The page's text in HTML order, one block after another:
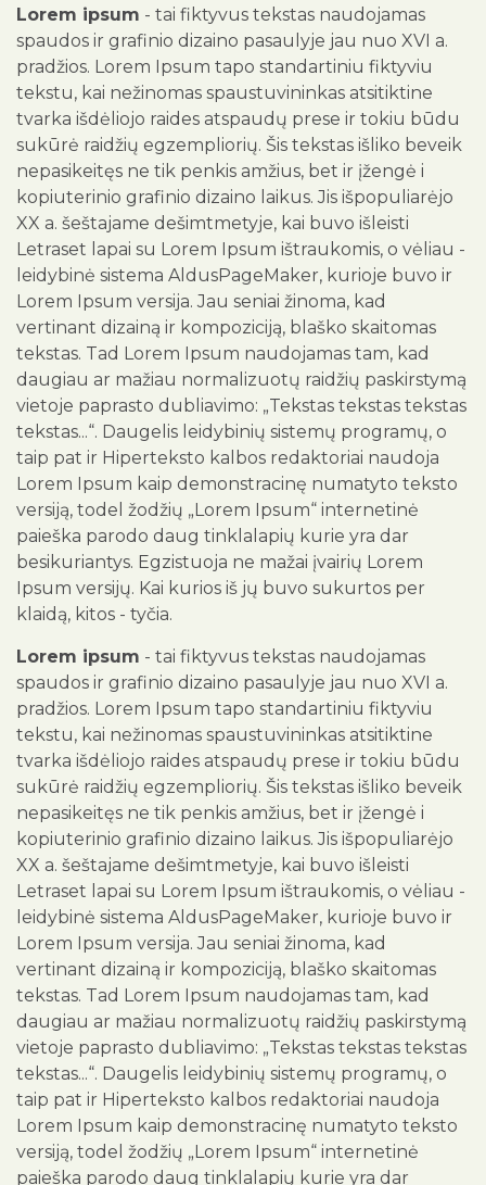
Lorem ipsum - tai fiktyvus tekstas naudojamas
spaudos ir grafinio dizaino pasaulyje jau nuo XVI a.
pradžios. Lorem Ipsum tapo standartiniu fiktyviu
tekstu, kai nežinomas spaustuvininkas atsitiktine
tvarka išdėliojo raides atspaudų prese ir tokiu būdu
sukūrė raidžių egzempliorių. Šis tekstas išliko beveik
nepasikeitęs ne tik penkis amžius, bet ir įžengė i
kopiuterinio grafinio dizaino laikus. Jis išpopuliarėjo
XX a. šeštajame dešimtmetyje, kai buvo išleisti
Letraset lapai su Lorem Ipsum ištraukomis, o vėliau -
leidybinė sistema AldusPageMaker, kurioje buvo ir
Lorem Ipsum versija. Jau seniai žinoma, kad
vertinant dizainą ir kompoziciją, blaško skaitomas
tekstas. Tad Lorem Ipsum naudojamas tam, kad
daugiau ar mažiau normalizuotų raidžių paskirstymą
vietoje paprasto dubliavimo: „Tekstas tekstas tekstas
tekstas...“. Daugelis leidybinių sistemų programų, o
taip pat ir Hiperteksto kalbos redaktoriai naudoja
Lorem Ipsum kaip demonstracinę numatyto teksto
versiją, todel žodžių „Lorem Ipsum“ internetinė
paieška parodo daug tinklalapių kurie yra dar
besikuriantys. Egzistuoja ne mažai įvairių Lorem
Ipsum versijų. Kai kurios iš jų buvo sukurtos per
klaidą, kitos - tyčia.
Lorem ipsum - tai fiktyvus tekstas naudojamas
spaudos ir grafinio dizaino pasaulyje jau nuo XVI a.
pradžios. Lorem Ipsum tapo standartiniu fiktyviu
tekstu, kai nežinomas spaustuvininkas atsitiktine
tvarka išdėliojo raides atspaudų prese ir tokiu būdu
sukūrė raidžių egzempliorių. Šis tekstas išliko beveik
nepasikeitęs ne tik penkis amžius, bet ir įžengė i
kopiuterinio grafinio dizaino laikus. Jis išpopuliarėjo
XX a. šeštajame dešimtmetyje, kai buvo išleisti
Letraset lapai su Lorem Ipsum ištraukomis, o vėliau -
leidybinė sistema AldusPageMaker, kurioje buvo ir
Lorem Ipsum versija. Jau seniai žinoma, kad
vertinant dizainą ir kompoziciją, blaško skaitomas
tekstas. Tad Lorem Ipsum naudojamas tam, kad
daugiau ar mažiau normalizuotų raidžių paskirstymą
vietoje paprasto dubliavimo: „Tekstas tekstas tekstas
tekstas...“. Daugelis leidybinių sistemų programų, o
taip pat ir Hiperteksto kalbos redaktoriai naudoja
Lorem Ipsum kaip demonstracinę numatyto teksto
versiją, todel žodžių „Lorem Ipsum“ internetinė
paieška parodo daug tinklalapių kurie yra dar